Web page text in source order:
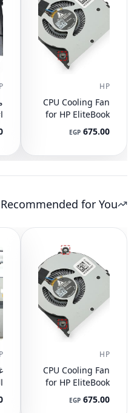
HP
CPU Cooling Fan
for HP EliteBook
745 G3 G4, 840
G3 G4, 848 G3
DC05V 0.50A
675.00
EGP
Recommended for You
HP
CPU Cooling Fan
for HP EliteBook
745 G3 G4, 840
G3 G4, 848 G3
675.00
EGP